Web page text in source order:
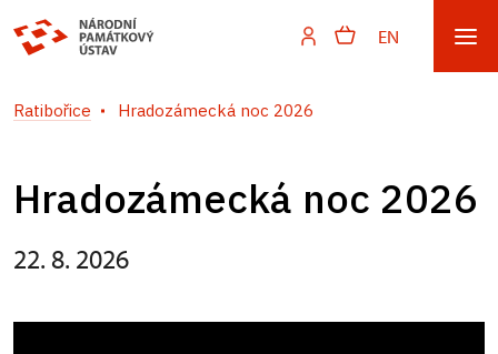
EN
Ratibořice Hradozámecká noc 2026
Hradozámecká noc 2026
22. 8. 2026